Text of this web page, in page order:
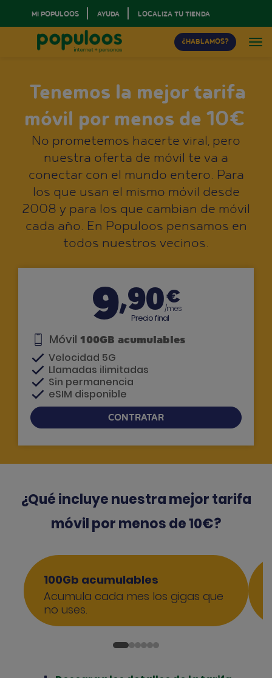
MI POPULOOS AYUDA LOCALIZA TU TIENDA
¿HABLAMOS?
Tenemos la mejor tarifa
móvil por menos de 10€
No prometemos hacerte viral, pero
nuestra oferta de móvil te va a
conectar con el mundo entero. Para
los que usan el mismo móvil desde
2008 y para los que cambian de móvil
cada año. En Populoos pensamos en
todos nuestros vecinos.
9,90€
/mes
Precio final
Móvil 100GB acumulables
Velocidad 5G
Llamadas ilimitadas
Sin permanencia
eSIM disponible
CONTRATAR
¿Qué incluye nuestra mejor tarifa
móvil por menos de 10€?
100Gb acumulables
Acumula cada mes los gigas que
no uses.